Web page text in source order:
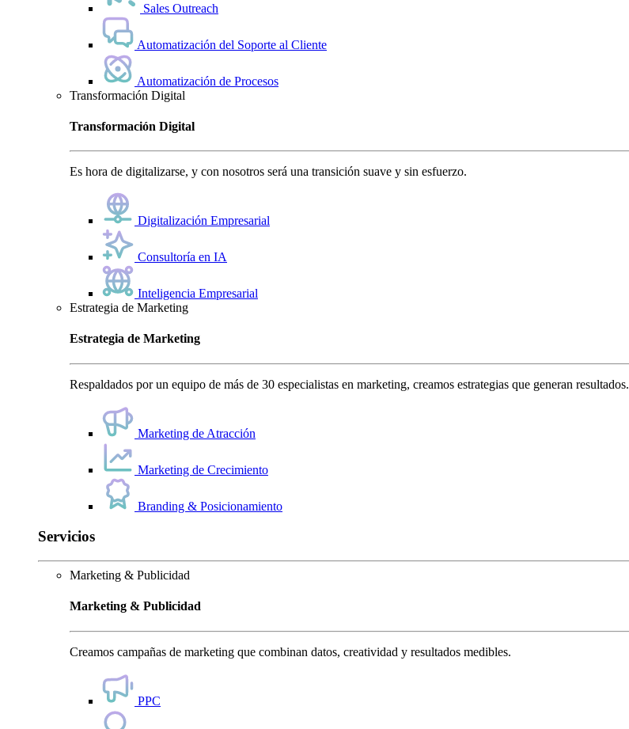
Sales Outreach
Automatización del Soporte al Cliente
Automatización de Procesos
Transformación Digital
Transformación Digital
Es hora de digitalizarse, y con nosotros será una transición suave y sin esfuerzo.
Digitalización Empresarial
Consultoría en IA
Inteligencia Empresarial
Estrategia de Marketing
Estrategia de Marketing
Respaldados por un equipo de más de 30 especialistas en marketing, creamos estrategias que generan resultados.
Marketing de Atracción
Marketing de Crecimiento
Branding & Posicionamiento
Servicios
Marketing & Publicidad
Marketing & Publicidad
Creamos campañas de marketing que combinan datos, creatividad y resultados medibles.
PPC